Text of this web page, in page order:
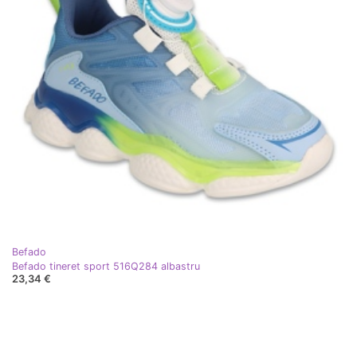
Befado
Befado tineret sport 516Q284 albastru
23,34 €